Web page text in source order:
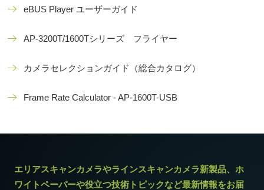
eBUS Player ユーザーガイド
AP-3200T/1600Tシリーズ フライヤー
カメラセレクションガイド（総合カタログ）
Frame Rate Calculator - AP-1600T-USB
エリアスキャンカメラやラインスキャンカメラ新製品、ホ
ワイトペーパーや役立つ技術トピックなど最新情報をお届